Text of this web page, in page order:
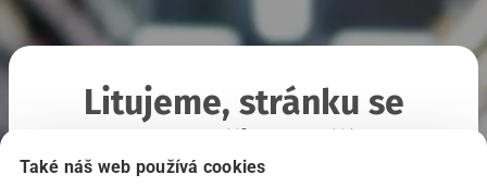
Také náš web používá cookies
Litujeme, stránku se